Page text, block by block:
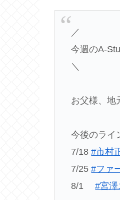
／
今週のA-
＼
お父様、地
今後のラ
7/18#市村
7/25#ファ
8/1#宮澤